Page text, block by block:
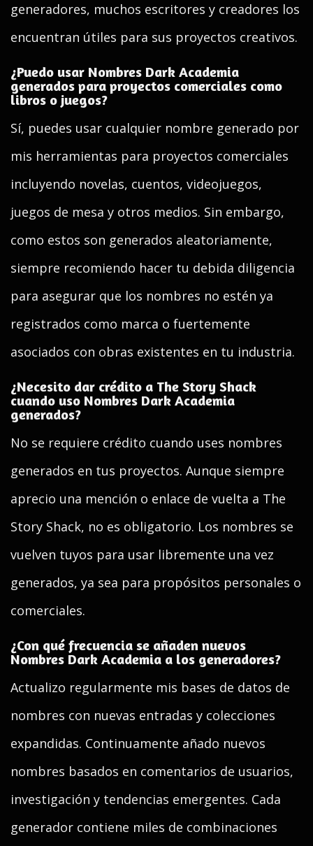
generadores, muchos escritores y creadores los
encuentran útiles para sus proyectos creativos.
¿Puedo usar Nombres Dark Academia
generados para proyectos comerciales como
libros o juegos?
Sí, puedes usar cualquier nombre generado por
mis herramientas para proyectos comerciales
incluyendo novelas, cuentos, videojuegos,
juegos de mesa y otros medios. Sin embargo,
como estos son generados aleatoriamente,
siempre recomiendo hacer tu debida diligencia
para asegurar que los nombres no estén ya
registrados como marca o fuertemente
asociados con obras existentes en tu industria.
¿Necesito dar crédito a The Story Shack
cuando uso Nombres Dark Academia
generados?
No se requiere crédito cuando uses nombres
generados en tus proyectos. Aunque siempre
aprecio una mención o enlace de vuelta a The
Story Shack, no es obligatorio. Los nombres se
vuelven tuyos para usar libremente una vez
generados, ya sea para propósitos personales o
comerciales.
¿Con qué frecuencia se añaden nuevos
Nombres Dark Academia a los generadores?
Actualizo regularmente mis bases de datos de
nombres con nuevas entradas y colecciones
expandidas. Continuamente añado nuevos
nombres basados en comentarios de usuarios,
investigación y tendencias emergentes. Cada
generador contiene miles de combinaciones